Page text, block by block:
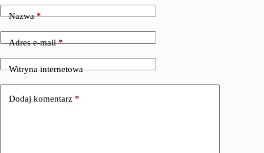
Nazwa*
Adres e-mail*
Witryna internetowa
Dodaj komentarz *